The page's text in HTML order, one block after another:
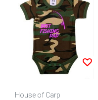
House of Carp